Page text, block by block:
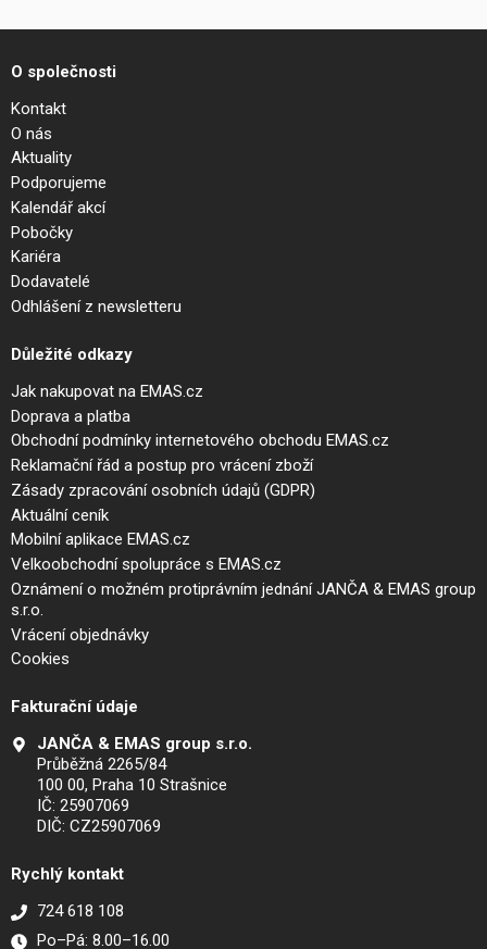
O společnosti
Kontakt
O nás
Aktuality
Podporujeme
Kalendář akcí
Pobočky
Kariéra
Dodavatelé
Odhlášení z newsletteru
Důležité odkazy
Jak nakupovat na EMAS.cz
Doprava a platba
Obchodní podmínky internetového obchodu EMAS.cz
Reklamační řád a postup pro vrácení zboží
Zásady zpracování osobních údajů (GDPR)
Aktuální ceník
Mobilní aplikace EMAS.cz
Velkoobchodní spolupráce s EMAS.cz
Oznámení o možném protiprávním jednání JANČA & EMAS group
s.r.o.
Vrácení objednávky
Cookies
Fakturační údaje
JANČA & EMAS group s.r.o.
Průběžná 2265/84
100 00, Praha 10 Strašnice
IČ: 25907069
DIČ: CZ25907069
Rychlý kontakt
724 618 108
Po–Pá: 8.00–16.00